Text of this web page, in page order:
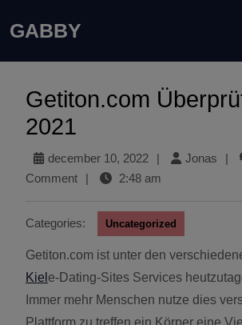
GABBY
Getiton.com
2021
december 10, 2022 | Jonas |
Comment
| 2:48 am
Categories: Uncategorized
Getiton.com ist unter den
Kiel e-Dating-Sites Services
Immer mehr Menschen nutze dies
Plattform zu treffen ein Körper eine